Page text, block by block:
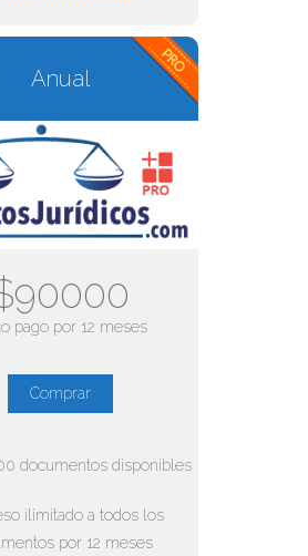
Anual
pago por 12 meses
Comprar
documentos disponibles
ilimitado a todos los
por 12 meses